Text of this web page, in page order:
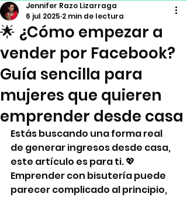
🌟 ¿Cómo empezar a
vender por Facebook?
Guía sencilla para
mujeres que quieren
emprender desde casa
Jennifer Razo Lizarraga
6 jul 2025 2 min de lectura
Estás buscando una forma real
de generar ingresos desde casa,
este artículo es para ti. 💖
Emprender con bisutería puede
parecer complicado al principio,